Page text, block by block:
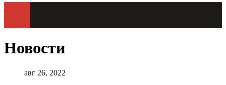
Новости
авг 26, 2022